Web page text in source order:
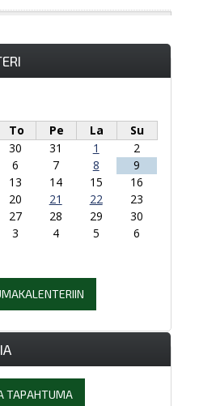
To Pe La
Su
30 31 1
2
6 7 8
9
13 14 15
16
20 21 22
23
27 28 29
30
3 4 5
6
TAPAHTUMA